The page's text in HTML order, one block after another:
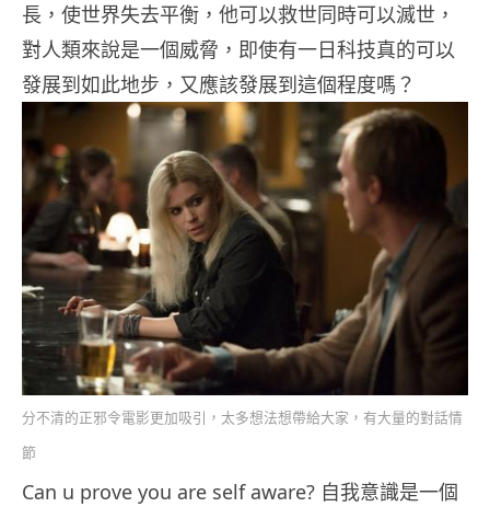
長，使世界失去平衡，他可以救世同時可以滅世，
對人類來說是一個威脅，即使有一日科技真的可以
發展到如此地步，又應該發展到這個程度嗎？
分不清的正邪令電影更加吸引，太多想法想帶給大家，有大量的對話情
節
Can u prove you are self aware? 自我意識是一個